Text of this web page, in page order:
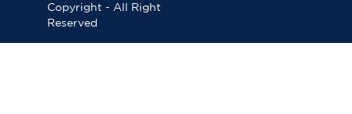
Copyright - All Right
Reserved